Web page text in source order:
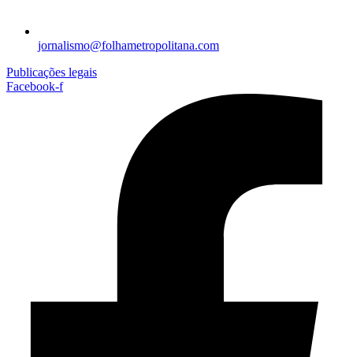
jornalismo@folhametropolitana.com
Publicações legais
Facebook-f